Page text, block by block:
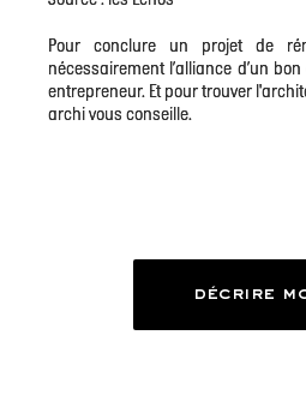
Pour conclure un projet de
nécessairement l’alliance d’un
entrepreneur. Et pour trouver
archi vous conseille.
décrire